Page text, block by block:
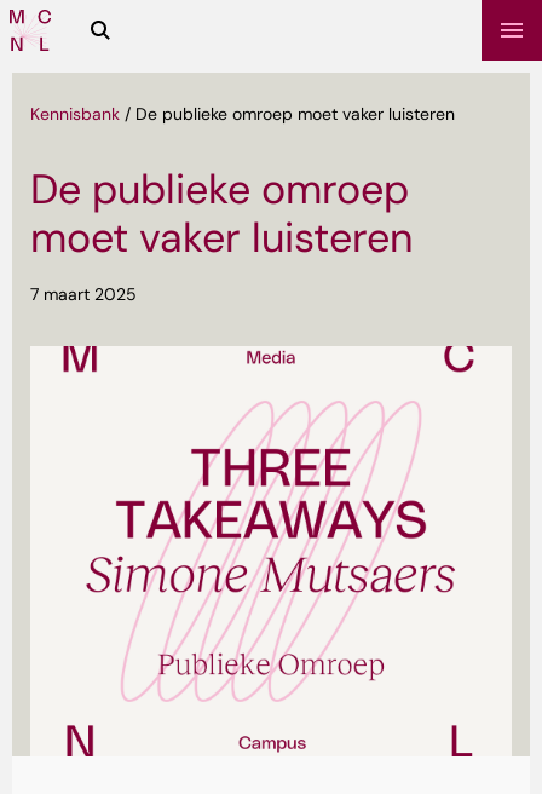
Media
Campus
Zoeken
Kennisbank / De publieke omroep moet vaker luisteren
De publieke omroep
moet vaker luisteren
7 maart 2025